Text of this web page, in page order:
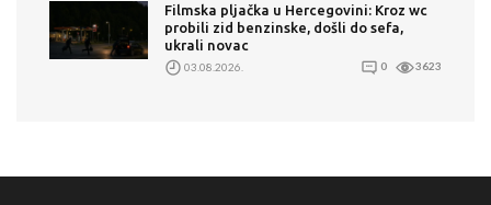
Filmska pljačka u Hercegovini: Kroz wc
probili zid benzinske, došli do sefa,
ukrali novac
03.08.2026. 0 3623